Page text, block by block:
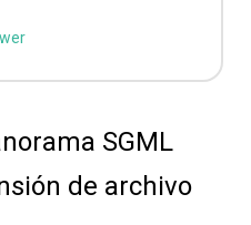
SGML
de archivo